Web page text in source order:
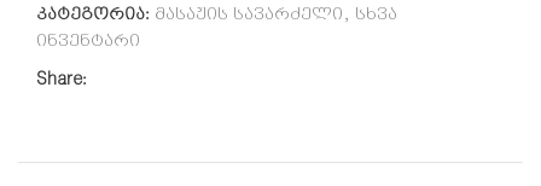
კატეგორია: მასაჟის სავარძელი , სხვა
ინვენტარი
Share: